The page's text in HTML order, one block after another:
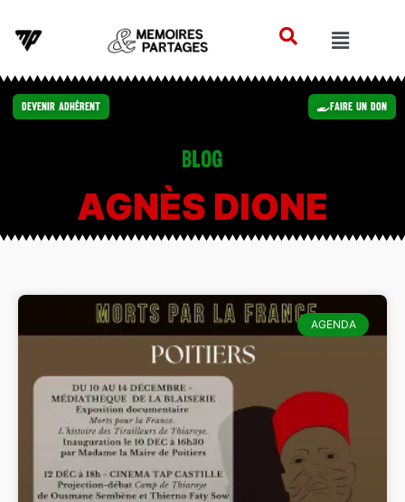
Devenir Adhérent Faire un Don
Blog
AGNÈS DIONE
AGENDA